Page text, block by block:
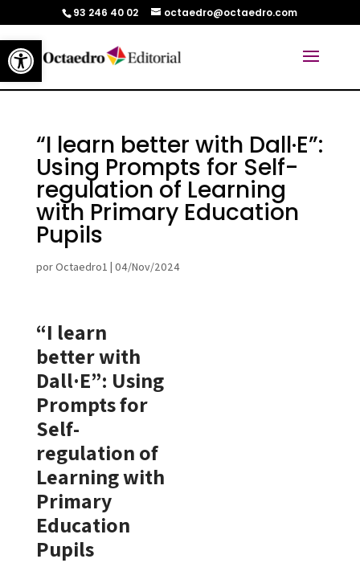
Abrir barra de herramientas
93 246 40 02 octaedro@octaedro.com
“I learn better with Dall·E”:
Using Prompts for Self-
regulation of Learning
with Primary Education
Pupils
porOctaedro1 | 04/Nov/2024
“I learn
better with
Dall·E”: Using
Prompts for
Self-
regulation of
Learning with
Primary
Education
Pupils